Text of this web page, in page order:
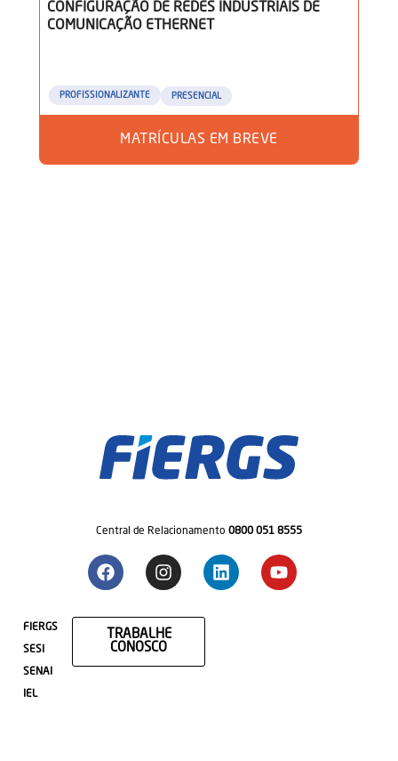
CONFIGURAÇÃO DE REDES INDUSTRIAIS DE
COMUNICAÇÃO ETHERNET
PRESENCIAL
PROFISSIONALIZANTE
MATRÍCULAS EM BREVE
Central de Relacionamento 0800 051 8555
FIERGS
SESI
SENAI
IEL
TRABALHE
CONOSCO